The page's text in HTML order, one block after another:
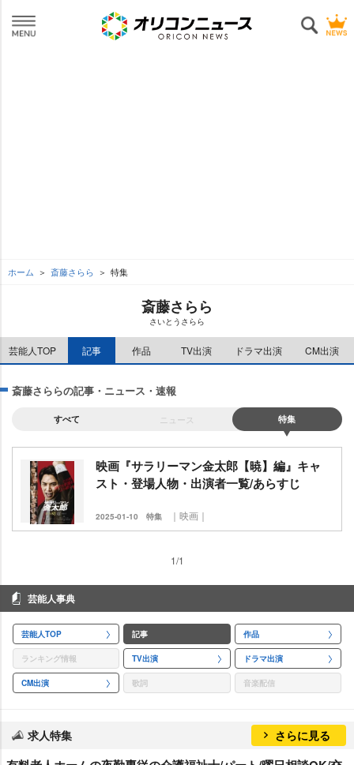
ホーム 斎藤さらら 特集
斎藤さらら
さいとうさらら
芸能人TOP 記事 作品 TV出演 ドラマ出演 CM出演
斎藤さららの記事・ニュース・速報
すべて ニュース 特集
映画『サラリーマン金太郎【暁】編』キャ
スト・登場人物・出演者一覧/あらすじ
2025-01-10 特集 ｜映画｜
1/1
芸能人事典
芸能人TOP 記事 作品
ランキング情報 TV出演 ドラマ出演
CM出演 歌詞 音楽配信
求人特集 さらに見る